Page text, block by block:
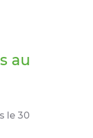
au
le 30